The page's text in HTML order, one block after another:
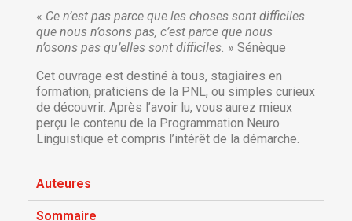
« Ce n’est pas parce que les choses sont difficiles
que nous n’osons pas, c’est parce que nous
n’osons pas qu’elles sont difficiles. » Sénèque
Cet ouvrage est destiné à tous, stagiaires en
formation, praticiens de la PNL, ou simples curieux
de découvrir. Après l’avoir lu, vous aurez mieux
perçu le contenu de la Programmation Neuro
Linguistique et compris l’intérêt de la démarche.
Auteures
Sommaire